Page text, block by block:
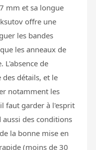
mm et sa longue
offre une
les bandes
les anneaux de
L'absence de
détails, et le
notamment les
faut garder à l'esprit
des conditions
la bonne mise en
(moins de 30